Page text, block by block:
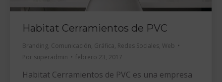
Habitat Cerramientos de PVC
Branding, Comunicación, Gráfica, Redes Sociales, Web
Por superadmin febrero 23, 2017
Habitat Cerramientos de PVC es una empresa